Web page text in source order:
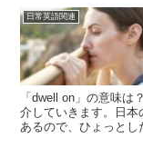
日常英語関連
「dwell on」の意味は
介していきます。日
あるので、ひょっと